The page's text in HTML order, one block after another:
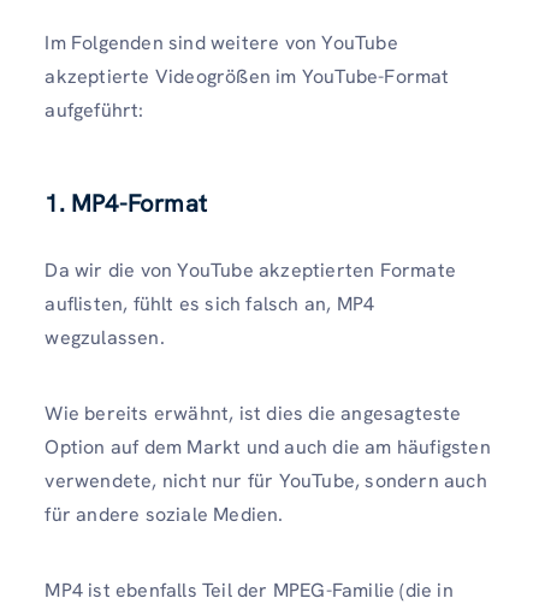
Im Folgenden sind weitere von YouTube
akzeptierte Videogrößen im YouTube-Format
aufgeführt:
1. MP4-Format
Da wir die von YouTube akzeptierten Formate
auflisten, fühlt es sich falsch an, MP4
wegzulassen.
Wie bereits erwähnt, ist dies die angesagteste
Option auf dem Markt und auch die am häufigsten
verwendete, nicht nur für YouTube, sondern auch
für andere soziale Medien.
MP4 ist ebenfalls Teil der MPEG-Familie (die in